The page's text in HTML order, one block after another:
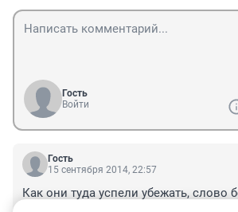
Гость
Войти
Гость
15 сентября 2014, 22:57
Как они туда успели убежать, слово